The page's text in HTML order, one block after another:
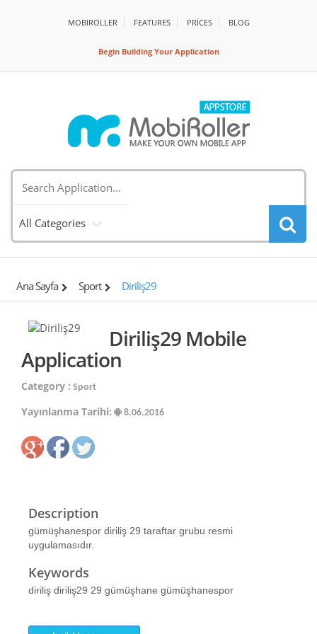
MOBIROLLER FEATURES PRİCES BLOG
Begin Building Your Application
All Categories
Ana Sayfa Sport Diriliş29
Diriliş29 Mobile
Application
Category : Sport
Yayınlanma Tarihi: 8.06.2016
Description
gümüşhanespor diriliş 29 taraftar grubu resmi
uygulamasıdır.
Keywords
diriliş diriliş29 29 gümüşhane gümüşhanespor